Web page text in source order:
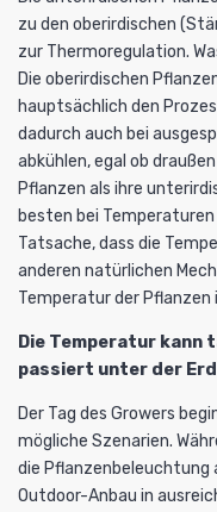
zu den oberirdischen
zur Thermoregulation.
Die oberirdischen
hauptsächlich den
dadurch auch bei
abkühlen, egal ob
Pflanzen als ihre
besten bei
Tatsache, dass die
anderen natürlichen
Temperatur der Pflanzen
Die Temperatur kann
passiert unter der
Der Tag des Growers
mögliche Szenarien.
die Pflanzenbeleuchtung
Outdoor-Anbau in